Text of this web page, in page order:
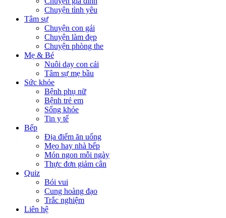
Chuyện tình yêu
Tâm sự
Chuyện con gái
Chuyện làm đẹp
Chuyện phòng the
Mẹ & Bé
Nuôi dạy con cái
Tâm sự mẹ bầu
Sức khỏe
Bệnh phụ nữ
Bệnh trẻ em
Sống khỏe
Tin y tế
Bếp
Địa điểm ăn uống
Mẹo hay nhà bếp
Món ngon mỗi ngày
Thực đơn giảm cân
Quiz
Bói vui
Cung hoàng đạo
Trắc nghiệm
Liên hệ